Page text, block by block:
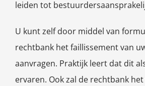
leiden tot
U kunt zelf door middel van
rechtbank het faillissement van
aanvragen. Praktijk leert dat dit
ervaren. Ook zal de rechtbank